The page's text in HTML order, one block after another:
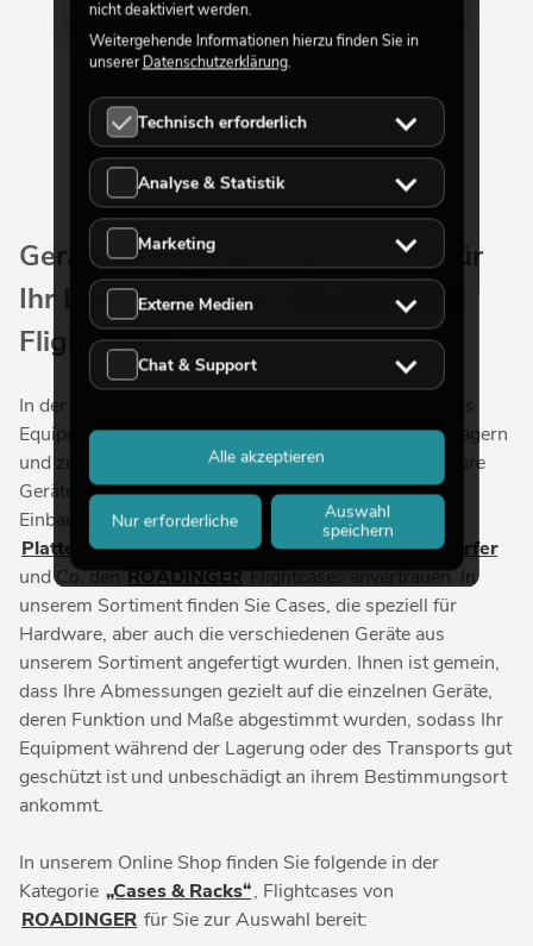
Mehr anzeigen
Gerätecases – optimaler Schutz für
Ihr Equipment dank
ROADINGER
Flightcases
In der Veranstaltungstechnik ist es unerlässlich, teures
Equipment sachgerecht und sicher zu verstauen, zu lagern
und zu transportieren. Schließlich geht es hier um teure
Geräte, die Sie für Veranstaltungen benötigen. Ist der
Einbau in ein Rack nicht möglich, sollten Sie daher
Plattenspieler,DMX-Controller,Effekt-Scheinwerfer
und Co. denROADINGERFlightcases anvertrauen. In
unserem Sortiment finden Sie Cases, die speziell für
Hardware, aber auch die verschiedenen Geräte aus
unserem Sortiment angefertigt wurden. Ihnen ist gemein,
dass Ihre Abmessungen gezielt auf die einzelnen Geräte,
deren Funktion und Maße abgestimmt wurden, sodass Ihr
Equipment während der Lagerung oder des Transports gut
geschützt ist und unbeschädigt an ihrem Bestimmungsort
ankommt.
In unserem Online Shop finden Sie folgende in der
Kategorie „Cases & Racks“, Flightcases von
ROADINGER für Sie zur Auswahl bereit:
nicht deaktiviert werden.
Weitergehende Informationen hierzu finden Sie in
unsererDatenschutzerklärung.
Technisch erforderlich
Analyse & Statistik
Marketing
Externe Medien
Chat & Support
Nur erforderliche
Auswahl
speichern
Alle akzeptieren